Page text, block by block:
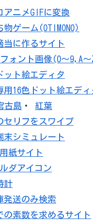
アニメGIFに変換
ゲーム(OTIMONO)
当に作るサイト
ォント画像(0～9,A
ト絵エディタ
16色ドット絵エディ
古島 ・ 紅葉
セリフをスワイプ
末シミュレート
紙サイト
ダアイコン
計
発送のみ検索
の素数を求めるサイト